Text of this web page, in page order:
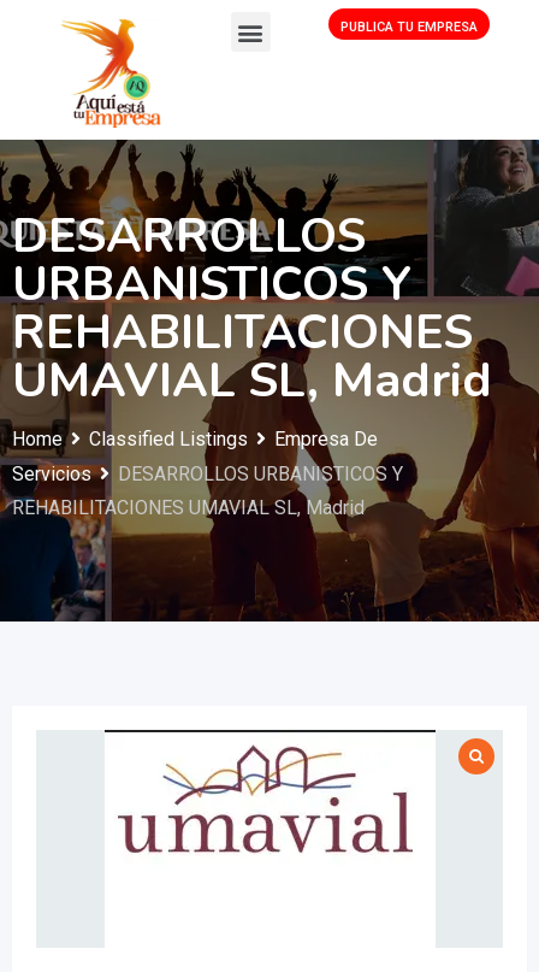
PUBLICA TU EMPRESA
DESARROLLOS
URBANISTICOS Y
REHABILITACIONES
UMAVIAL SL, Madrid
Home Classified Listings
Empresa De
Servicios
DESARROLLOS URBANISTICOS Y
REHABILITACIONES UMAVIAL SL, Madrid